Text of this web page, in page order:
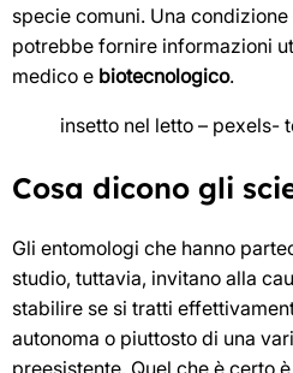
specie comuni. Una
potrebbe fornire informazioni
medico e biotecnologico.
insetto nel letto – pexels-
Cosa dicono gli
Gli entomologi che hanno
studio, tuttavia, invitano alla
stabilire se si tratti
autonoma o piuttosto di una